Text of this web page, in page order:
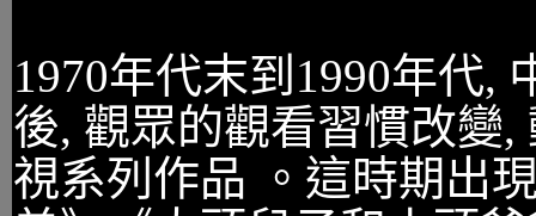
1970年代末到1990年代,
後, 觀眾的觀看習慣改變
視系列作品 。這時期出